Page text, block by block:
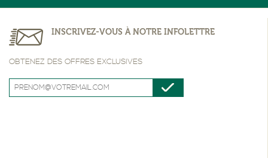
INSCRIVEZ-VOUS À NOTRE INFOLETTRE
OBTENEZ DES OFFRES EXCLUSIVES